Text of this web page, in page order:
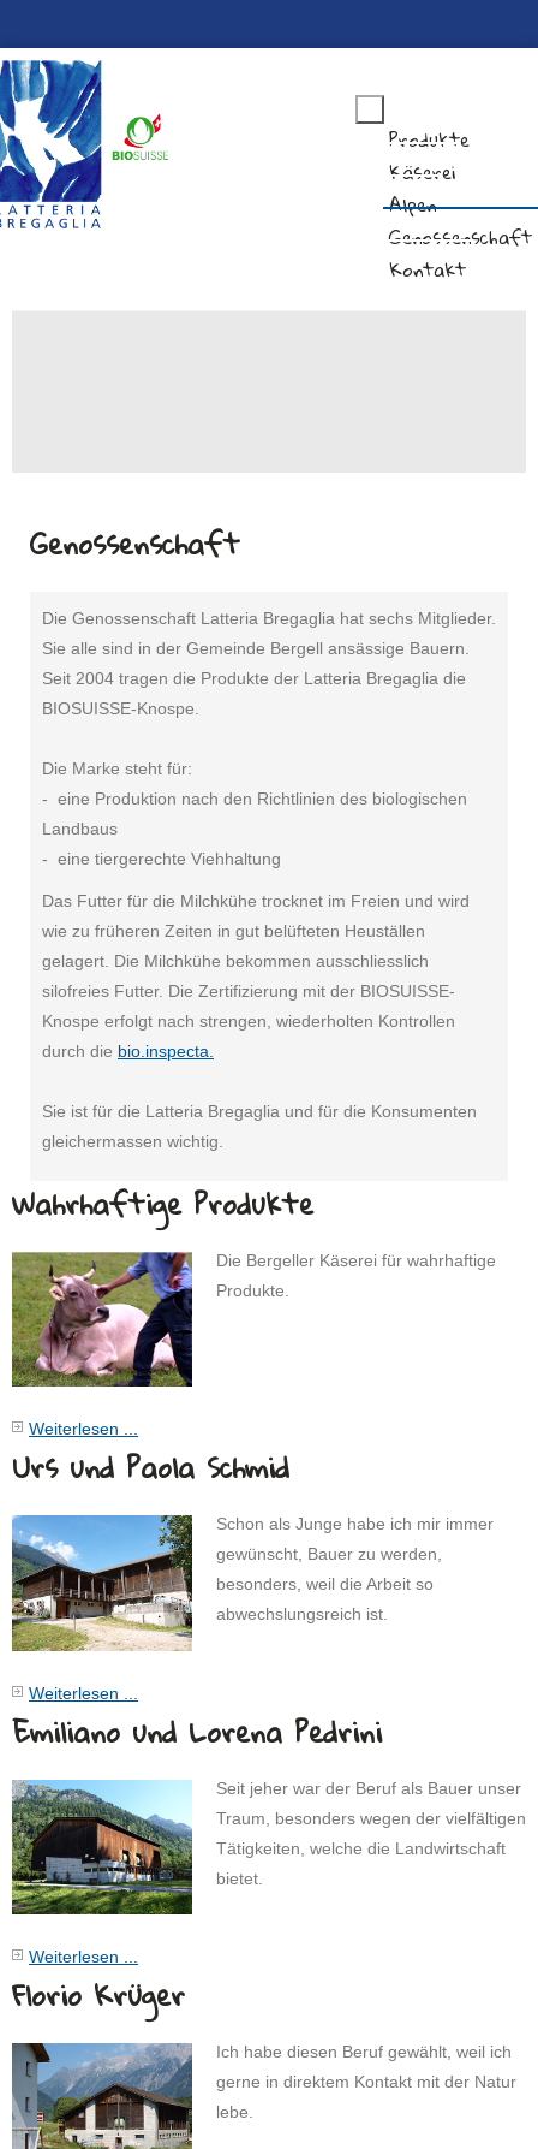
Produkte
Käserei
Alpen
Genossenschaft
Kontakt
Genossenschaft
Die Genossenschaft Latteria Bregaglia hat sechs Mitglieder.
Sie alle sind in der Gemeinde Bergell ansässige Bauern.
Seit 2004 tragen die Produkte der Latteria Bregaglia die
BIOSUISSE-Knospe.
Die Marke steht für:
- eine Produktion nach den Richtlinien des biologischen
Landbaus
- eine tiergerechte Viehhaltung
Das Futter für die Milchkühe trocknet im Freien und wird
wie zu früheren Zeiten in gut belüfteten Heuställen
gelagert. Die Milchkühe bekommen ausschliesslich
silofreies Futter. Die Zertifizierung mit der BIOSUISSE-
Knospe erfolgt nach strengen, wiederholten Kontrollen
durch die bio.inspecta.
Sie ist für die Latteria Bregaglia und für die Konsumenten
gleichermassen wichtig.
Wahrhaftige Produkte
Die Bergeller Käserei für wahrhaftige
Produkte.
Weiterlesen ...
Urs und Paola Schmid
Schon als Junge habe ich mir immer
gewünscht, Bauer zu werden,
besonders, weil die Arbeit so
abwechslungsreich ist.
Weiterlesen ...
Emiliano und Lorena Pedrini
Seit jeher war der Beruf als Bauer unser
Traum, besonders wegen der vielfältigen
Tätigkeiten, welche die Landwirtschaft
bietet.
Weiterlesen ...
Florio Krüger
Ich habe diesen Beruf gewählt, weil ich
gerne in direktem Kontakt mit der Natur
lebe.